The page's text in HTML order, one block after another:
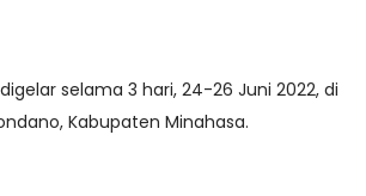
selama 3 hari, 24-26 Juni 2022, di
Kabupaten Minahasa.